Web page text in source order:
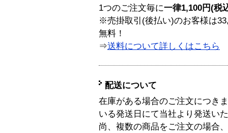
1つのご注文毎に一律1,100円(税
※売掛取引(後払い)のお客様は
無料！
⇒送料について詳しくはこちら
配送について
在庫がある場合のご注文につき
いる発送日にて当社より発送い
尚、複数の商品をご注文の場合